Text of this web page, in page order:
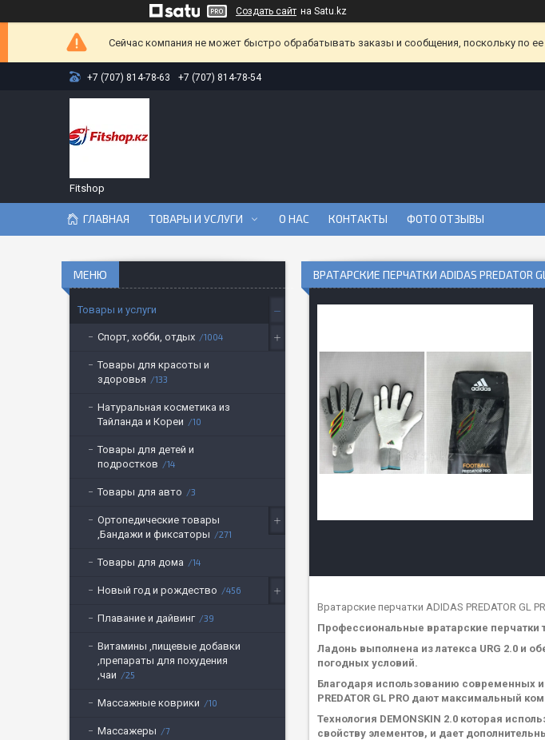
Создать сайт на Satu.kz
Сейчас компания не может быстро обрабатывать заказы и сообщения, поскольку по
+7 (707) 814-78-63 +7 (707) 814-78-54
Fitshop
ГЛАВНАЯ ТОВАРЫ И УСЛУГИ О НАС КОНТАКТЫ ФОТО ОТЗЫВЫ
ВРАТАРСКИЕ ПЕРЧАТКИ ADIDAS PREDATOR
Вратарские перчатки ADIDAS PREDATOR GL
Профессиональные вратарские перчатки
Ладонь выполнена из латекса URG 2.0 и
погодных условий.
Благодаря использованию современных
PREDATOR GL PRO дают максимальный
Технология DEMONSKIN 2.0 которая
свойству элементов, и дает
Товары и услуги
Спорт, хобби, отдых 1004
Товары для красоты и
здоровья
133
Натуральная косметика из
Тайланда и Кореи
10
Товары для детей и
подростков
14
Товары для авто 3
Ортопедические товары
,Бандажи и фиксаторы
271
Товары для дома 14
Новый год и рождество 456
Плавание и дайвинг 39
Витамины ,пищевые добавки
,препараты для похудения
,чаи
25
Массажные коврики 10
Массажеры 7